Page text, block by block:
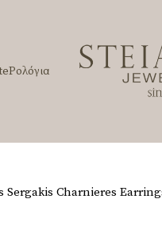
Ρολόγια
Sergakis Charnieres